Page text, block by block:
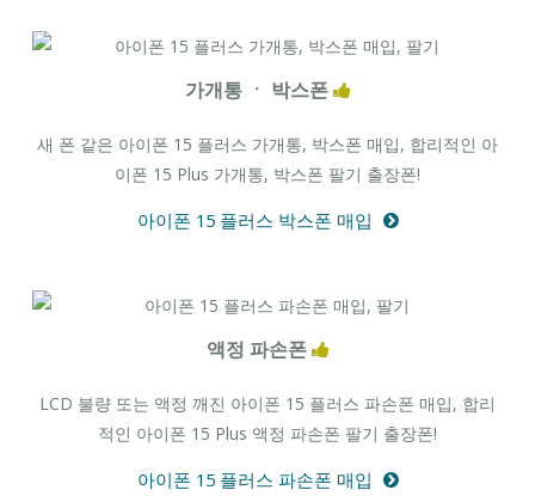
가개통 ㆍ 박스폰
새 폰 같은 아이폰 15 플러스 가개통, 박스폰 매입, 합리적인 아
이폰 15 Plus 가개통, 박스폰 팔기 출장폰!
아이폰 15 플러스 박스폰 매입
액정 파손폰
LCD 불량 또는 액정 깨진 아이폰 15 플러스 파손폰 매입, 합리
적인 아이폰 15 Plus 액정 파손폰 팔기 출장폰!
아이폰 15 플러스 파손폰 매입